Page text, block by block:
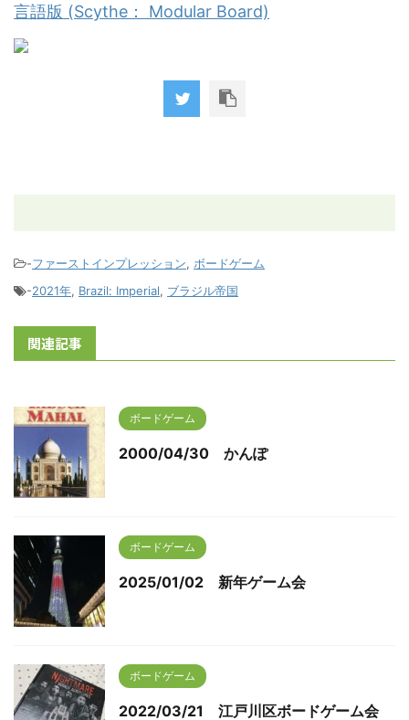
言語版 (Scythe： Modular Board)
-ファーストインプレッション, ボードゲーム
-2021年, Brazil: Imperial, ブラジル帝国
関連記事
ボードゲーム
2000/04/30 かんぽ
ボードゲーム
2025/01/02 新年ゲーム会
ボードゲーム
2022/03/21 江戸川区ボードゲーム会